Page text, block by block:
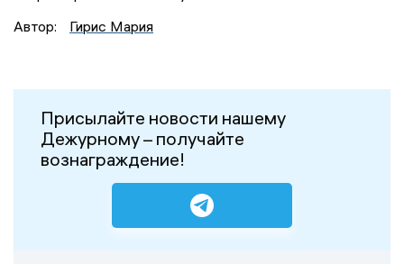
Автор:
Гирис Мария
Присылайте новости нашему
Дежурному – получайте
вознаграждение!